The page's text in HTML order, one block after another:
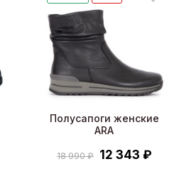
Полусапоги женские
ARA
18 990 ₽ 12 343 ₽